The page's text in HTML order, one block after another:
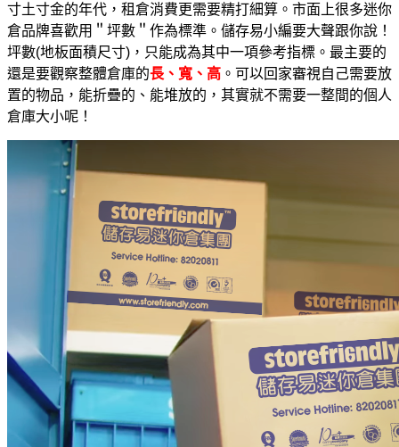
寸土寸金的年代，租倉消費更需要精打細算。市面上很多迷你
倉品牌喜歡用＂坪數＂作為標準。儲存易小編要大聲跟你說！
坪數(地板面積尺寸)，只能成為其中一項參考指標。最主要的
還是要觀察整體倉庫的長、寬、高 。可以回家審視自己需要放
置的物品，能折疊的、能堆放的，其實就不需要一整間的個人
倉庫大小呢！